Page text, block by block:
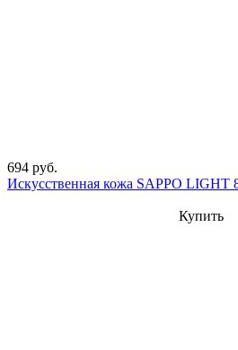
694 руб.
Искусственная кожа SAPPO LIGHT
Купить